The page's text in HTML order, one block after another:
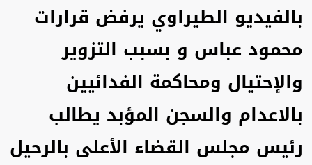
بالفيديو الطيراوي يرفض قرارات
محمود عباس و بسبب التزوير
والإحتيال ومحاكمة الفدائيين
بالاعدام والسجن المؤبد يطالب
رئيس مجلس القضاء الأعلى بالرحيل